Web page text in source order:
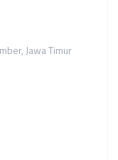
Jawa Timur